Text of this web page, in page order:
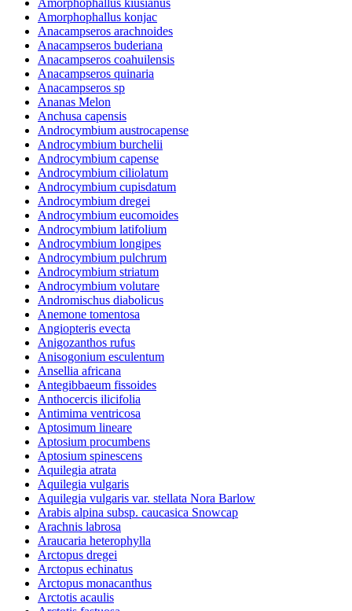
Amorphophallus konjac
Anacampseros arachnoides
Anacampseros buderiana
Anacampseros coahuilensis
Anacampseros quinaria
Anacampseros sp
Ananas Melon
Anchusa capensis
Androcymbium austrocapense
Androcymbium burchelii
Androcymbium capense
Androcymbium ciliolatum
Androcymbium cupisdatum
Androcymbium dregei
Androcymbium eucomoides
Androcymbium latifolium
Androcymbium longipes
Androcymbium pulchrum
Androcymbium striatum
Androcymbium volutare
Andromischus diabolicus
Anemone tomentosa
Angiopteris evecta
Anigozanthos rufus
Anisogonium esculentum
Ansellia africana
Antegibbaeum fissoides
Anthocercis ilicifolia
Antimima ventricosa
Aptosimum lineare
Aptosium procumbens
Aptosium spinescens
Aquilegia atrata
Aquilegia vulgaris
Aquilegia vulgaris var. stellata Nora Barlow
Arabis alpina subsp. caucasica Snowcap
Arachnis labrosa
Araucaria heterophylla
Arctopus dregei
Arctopus echinatus
Arctopus monacanthus
Arctotis acaulis